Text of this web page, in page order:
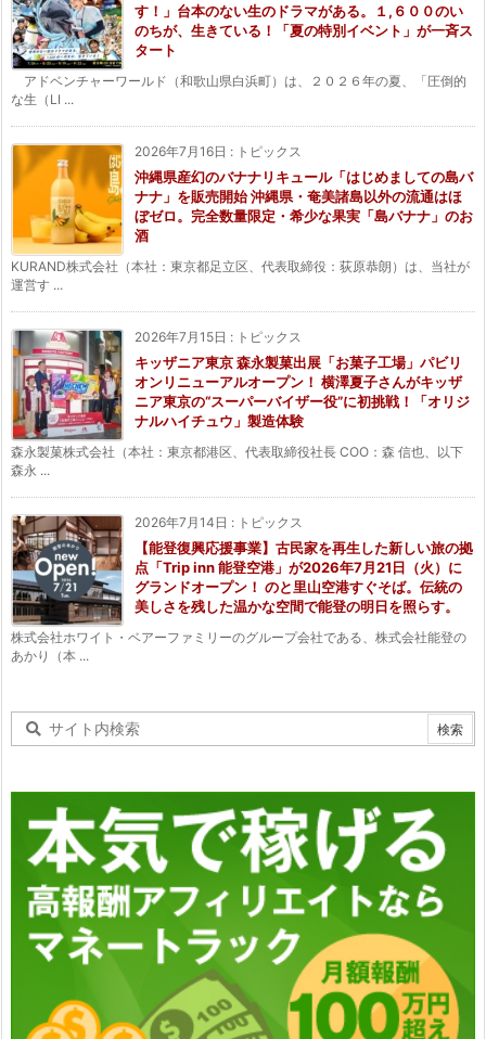
す！」台本のない生のドラマがある。１,６００のい
のちが、生きている！「夏の特別イベント」が一斉ス
タート
アドベンチャーワールド（和歌山県白浜町）は、２０２６年の夏、「圧倒的
な生（LI ...
2026年7月16日 : トピックス
沖縄県産幻のバナナリキュール「はじめましての島バ
ナナ」を販売開始 沖縄県・奄美諸島以外の流通はほ
ぼゼロ。完全数量限定・希少な果実「島バナナ」のお
酒
KURAND株式会社（本社：東京都足立区、代表取締役：荻原恭朗）は、当社が
運営す ...
2026年7月15日 : トピックス
キッザニア東京 森永製菓出展「お菓子工場」パビリ
オンリニューアルオープン！ 横澤夏子さんがキッザ
ニア東京の“スーパーバイザー役”に初挑戦！「オリジ
ナルハイチュウ」製造体験
森永製菓株式会社（本社：東京都港区、代表取締役社長 COO：森 信也、以下
森永 ...
2026年7月14日 : トピックス
【能登復興応援事業】古民家を再生した新しい旅の拠
点「Trip inn 能登空港」が2026年7月21日（火）に
グランドオープン！ のと里山空港すぐそば。伝統の
美しさを残した温かな空間で能登の明日を照らす。
株式会社ホワイト・ベアーファミリーのグループ会社である、株式会社能登の
あかり（本 ...